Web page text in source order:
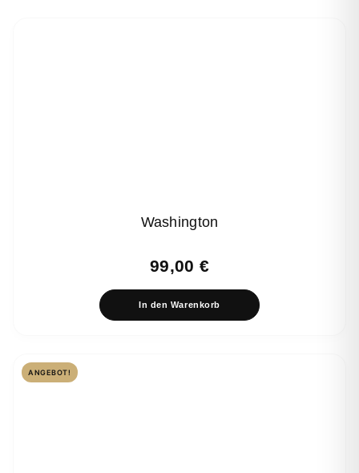
Washington
99,00 €
In den Warenkorb
ANGEBOT!